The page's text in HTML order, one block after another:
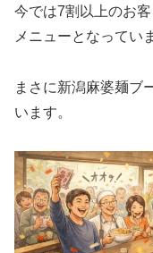
今では7割以上のお
メニューとなってい
まさに新潟麻婆麺ブ
います。